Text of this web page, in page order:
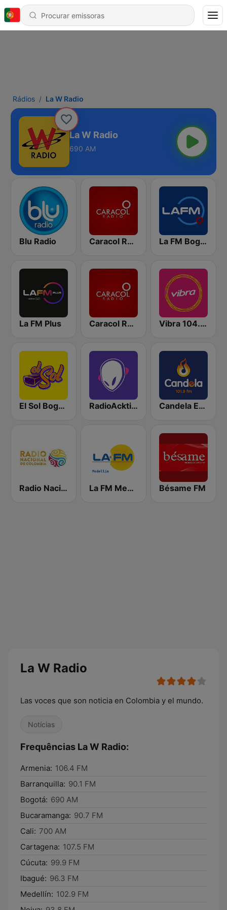
Rádios La W Radio
La W Radio
690 AM
Blu Radio Caracol Radio La FM Bogotá
La FM Plus Caracol Radio Medellín Vibra 104.9 FM
El Sol Bogotá RadioAcktiva Bogotá Candela Estereo 101.9 FM
Radio Nacional de Colombia Bogotá 95.9 FM La FM Medellín Bésame FM
La W Radio
Las voces que son noticia en Colombia y el mundo.
Notícias
Frequências La W Radio:
Armenia: 106.4 FM
Barranquilla: 90.1 FM
Bogotá: 690 AM
Bucaramanga: 90.7 FM
Cali: 700 AM
Cartagena: 107.5 FM
Cúcuta: 99.9 FM
Ibagué: 96.3 FM
Medellín: 102.9 FM